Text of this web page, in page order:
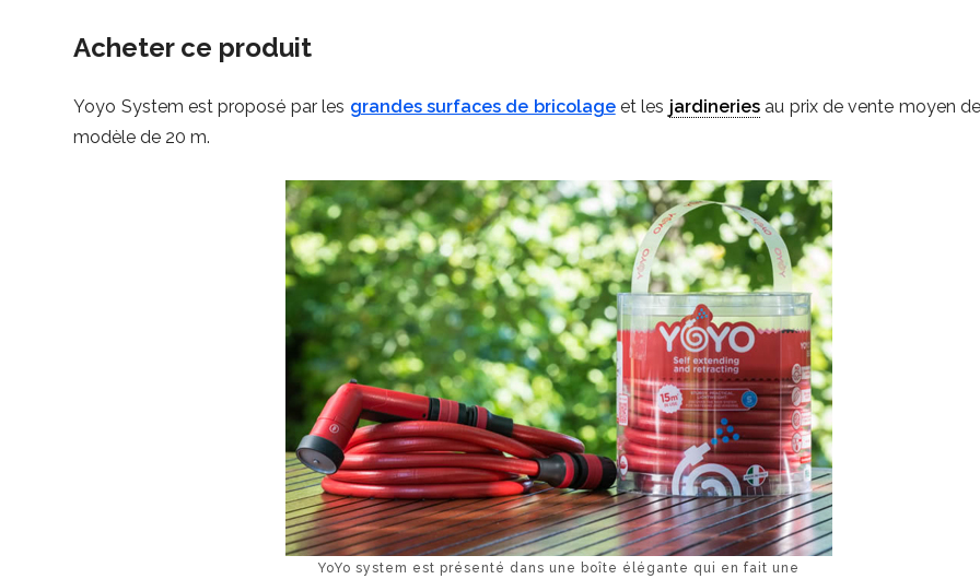
Acheter ce produit
Yoyo System est proposé par les grandes surfaces de bricolageet les jardineriesau prix de vente moyen
modèle de 20 m.
YoYo system est présenté dans une boîte élégante qui en fait une